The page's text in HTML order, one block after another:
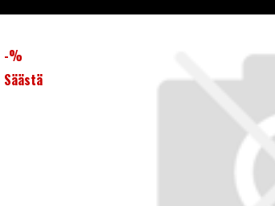
-%
Säästä